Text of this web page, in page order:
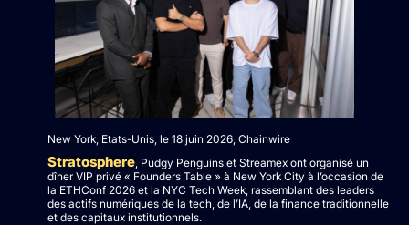
New York, Etats-Unis, le 18 juin 2026, Chainwire
Stratosphere , Pudgy Penguins et Streamex ont organisé un
dîner VIP privé « Founders Table » à New York City à l’occasion de
la ETHConf 2026 et la NYC Tech Week, rassemblant des leaders
des actifs numériques de la tech, de l’IA, de la finance traditionnelle
et des capitaux institutionnels.